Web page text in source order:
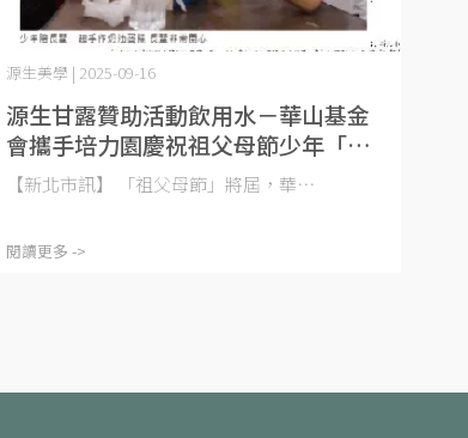
源生甘露贊助活動飲用水－華山基金
會攜手培力園慶祝祖父母節少年「愛
流目油」逗樂阿嬤破涕為笑
源生美學 | 2025-09-16
【新北市訊】 「祖父母節」將屆，華⋯
閱讀更多 ->